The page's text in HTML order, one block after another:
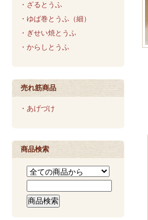
・ざるとうふ
・ゆば巻とうふ（細）
・ぎせい焼とうふ
・からしとうふ
売れ筋商品
・あげづけ
商品検索